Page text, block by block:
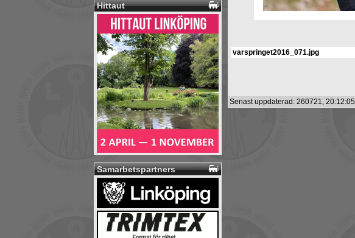
Hittaut
Samarbetspartners
varspringet2016_071.jpg
Senast uppdaterad: 260721, 20:12:05